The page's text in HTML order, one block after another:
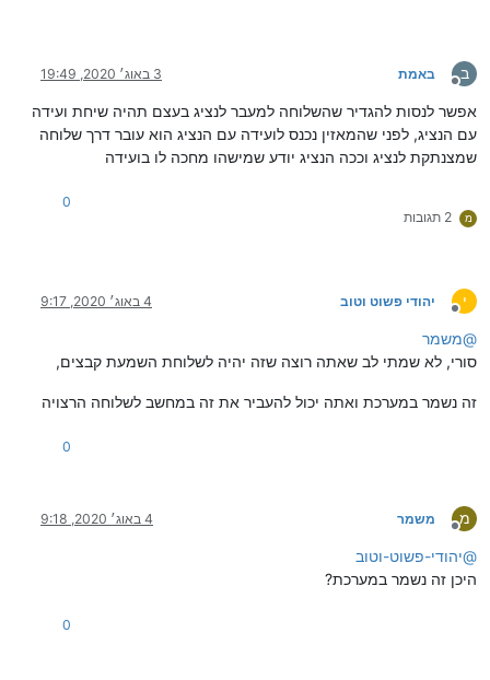
ב
מנותק
באמת 3 באוג׳ 2020, 19:49
אפשר לנסות להגדיר שהשלוחה למעבר לנציג בעצם תהיה שיחת ועידה
עם הנציג, לפני שהמאזין נכנס לועידה עם הנציג הוא עובר דרך שלוחה
שמצנתקת לנציג וככה הנציג יודע שמישהו מחכה לו בועידה
מ 2 תגובות
0
י
מנותק
יהודי פשוט וטוב 4 באוג׳ 2020, 9:17
@משמר
סורי, לא שמתי לב שאתה רוצה שזה יהיה לשלוחת השמעת קבצים,
זה נשמר במערכת ואתה יכול להעביר את זה במחשב לשלוחה הרצויה
0
מ
מנותק
משמר 4 באוג׳ 2020, 9:18
@יהודי-פשוט-וטוב
היכן זה נשמר במערכת?
0